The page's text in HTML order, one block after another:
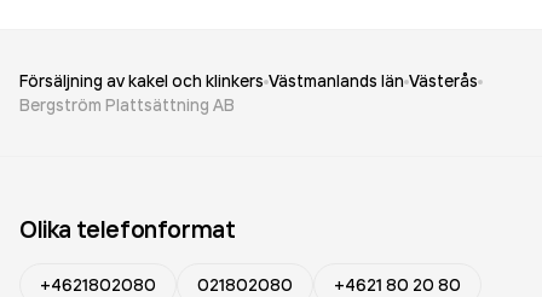
Försäljning av kakel och klinkers Västmanlands län Västerås
Bergström Plattsättning AB
Olika telefonformat
+4621802080 021802080
+4621 80 20 80